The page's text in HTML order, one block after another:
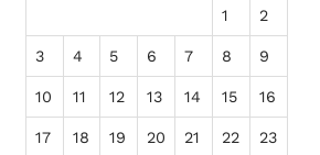
1 2
3 4 5 6 7 8 9
10 11 12 13 14 15 16
17 18 19 20 21 22 23